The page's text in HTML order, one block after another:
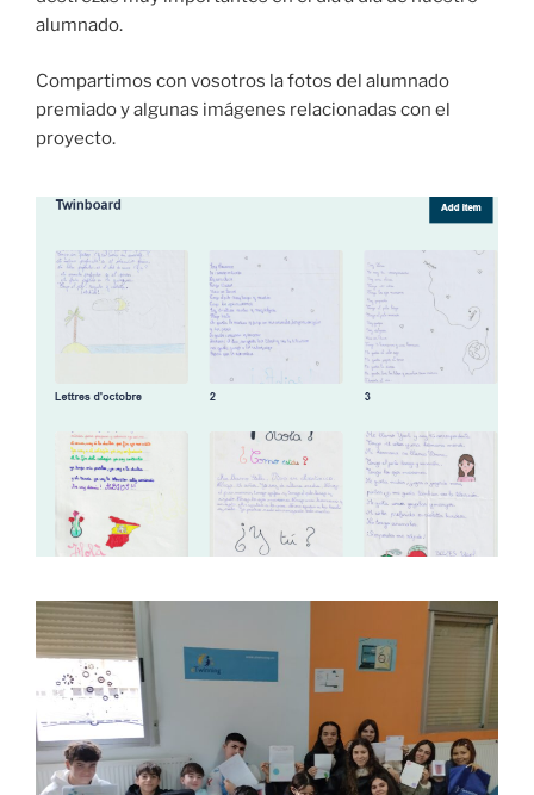
alumnado.
Compartimos con vosotros la fotos del alumnado
premiado y algunas imágenes relacionadas con el
proyecto.